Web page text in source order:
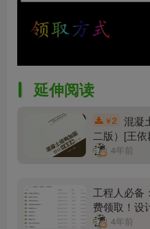
延伸阅读
￥2
混凝
二版）[王
4年前
工程人必备
费领取！设
给排水/环境
4年前